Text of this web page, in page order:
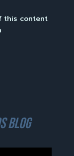
this content
blog